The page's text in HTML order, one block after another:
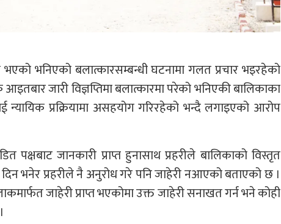
भनिएको बलात्कारसम्बन्धी घटनामा गलत प्रचार भइरहेको
जारी विज्ञप्तिमा बलात्कारमा परेको भनिएकी बालिकाका
न्यायिक प्रक्रियामा असहयोग गरिरहेको भन्दै लगाइएको आरोप
पक्षबाट जानकारी प्राप्त हुनासाथ प्रहरीले बालिकाको विस्तृत
भनेर प्रहरीले नै अनुरोध गरे पनि जाहेरी नआएको बताएको छ ।
जाहेरी प्राप्त भएकोमा उक्त जाहेरी सनाखत गर्न भने कोही